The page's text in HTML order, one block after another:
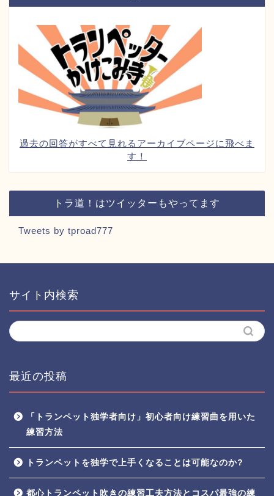
過去の回答がすべて見れるアーカイブページに飛べま
す！
トラ道！はツイッターもやってます
Tweets by tproad777
サイト内検索
最近の投稿
「トランペット独学者向け」初心者向け練習曲を用いた
練習方法
トランペットを独学で上手くなることは可能なのか?
都心トランペット吹きの練習工夫方法とコスパ最強の練